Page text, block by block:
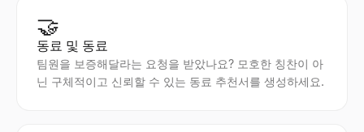
🤝
동료 및 동료
팀원을 보증해달라는 요청을 받았나요? 모호한 칭찬이 아
닌 구체적이고 신뢰할 수 있는 동료 추천서를 생성하세요.